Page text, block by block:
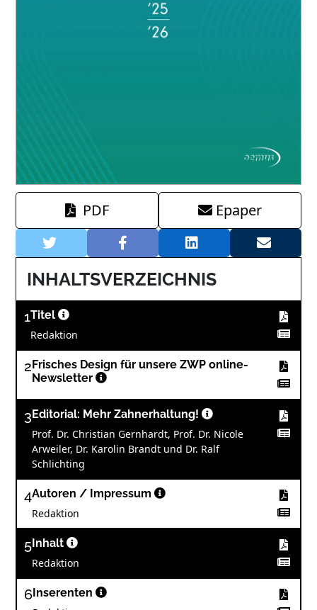
PDF Epaper
INHALTSVERZEICHNIS
1Titel
Redaktion
2 Frisches Design für unsere ZWP online-
Newsletter
3 Editorial: Mehr Zahnerhaltung!
Prof. Dr. Christian Gernhardt, Prof. Dr. Nicole
Arweiler, Dr. Karolin Brandt und Dr. Ralf
Schlichting
4Autoren / Impressum
Redaktion
5 Inhalt
Redaktion
6 Inserenten